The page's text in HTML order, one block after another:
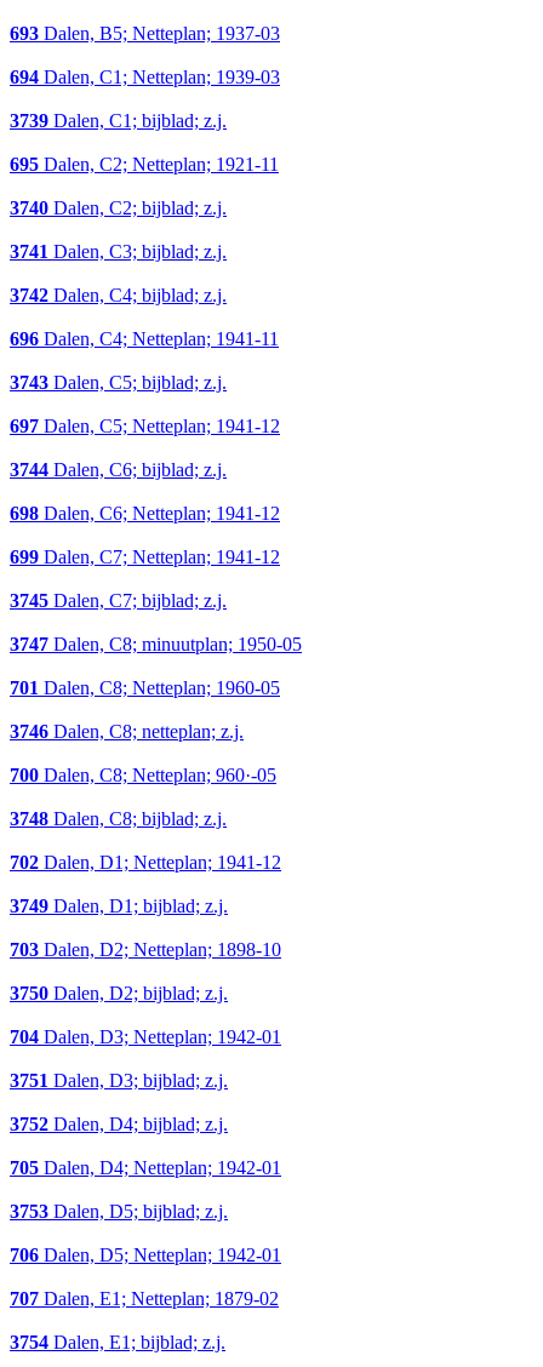
693 Dalen, B5; Netteplan; 1937-03
694 Dalen, C1; Netteplan; 1939-03
3739 Dalen, C1; bijblad; z.j.
695 Dalen, C2; Netteplan; 1921-11
3740 Dalen, C2; bijblad; z.j.
3741 Dalen, C3; bijblad; z.j.
3742 Dalen, C4; bijblad; z.j.
696 Dalen, C4; Netteplan; 1941-11
3743 Dalen, C5; bijblad; z.j.
697 Dalen, C5; Netteplan; 1941-12
3744 Dalen, C6; bijblad; z.j.
698 Dalen, C6; Netteplan; 1941-12
699 Dalen, C7; Netteplan; 1941-12
3745 Dalen, C7; bijblad; z.j.
3747 Dalen, C8; minuutplan; 1950-05
701 Dalen, C8; Netteplan; 1960-05
3746 Dalen, C8; netteplan; z.j.
700 Dalen, C8; Netteplan; 960·-05
3748 Dalen, C8; bijblad; z.j.
702 Dalen, D1; Netteplan; 1941-12
3749 Dalen, D1; bijblad; z.j.
703 Dalen, D2; Netteplan; 1898-10
3750 Dalen, D2; bijblad; z.j.
704 Dalen, D3; Netteplan; 1942-01
3751 Dalen, D3; bijblad; z.j.
3752 Dalen, D4; bijblad; z.j.
705 Dalen, D4; Netteplan; 1942-01
3753 Dalen, D5; bijblad; z.j.
706 Dalen, D5; Netteplan; 1942-01
707 Dalen, E1; Netteplan; 1879-02
3754 Dalen, E1; bijblad; z.j.